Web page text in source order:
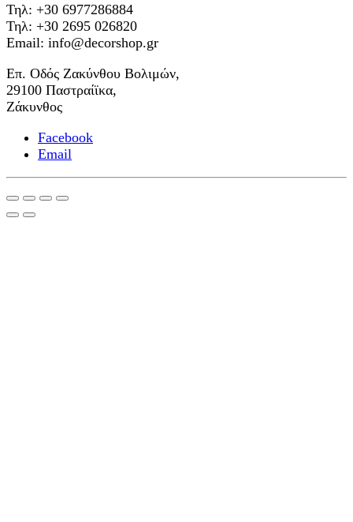
Τηλ: +30 6977286884
Τηλ: +30 2695 026820
Email: info@decorshop.gr
Επ. Οδός Ζακύνθου Βολιμών,
29100 Παστραίϊκα,
Ζάκυνθος
Facebook
Email